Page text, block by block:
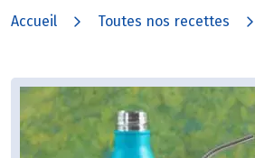
Accueil Toutes nos recettes